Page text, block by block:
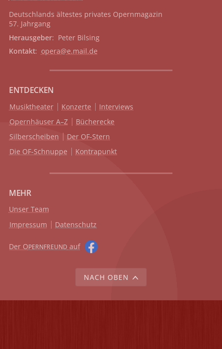
Deutschlands ältestes privates Opernmagazin
57. Jahrgang
Herausgeber: Peter Bilsing
Kontakt: opera@e.mail.de
ENTDECKEN
Musiktheater Konzerte
Interviews
Opernhäuser A–Z
Bücherecke
Silberscheiben
Der OF-Stern
Die OF-Schnuppe
Kontrapunkt
MEHR
Unser Team
Impressum
Datenschutz
Der OPERNFREUND auf
NACH OBEN